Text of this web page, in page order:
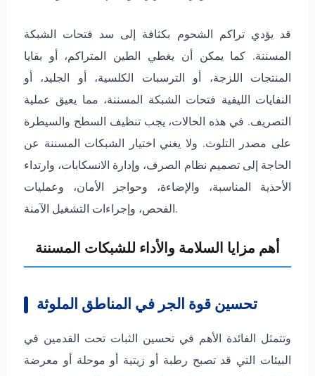
قد يؤدي تراكم الشحوم بكثافة إلى سد فتحات الشبكة
المسننة. كما يمكن أن يغطي الطين المتراكم، أو بقايا
المنتجات اللزجة، أو الترسبات الكلسية، أو الجليد، أو
النفايات الليفية فتحات الشبكة المسننة، مما يعيق عملية
التصريف. في هذه الحالات، يجب تنظيف السطح والسيطرة
على مصدر التلوث. ولا يغني اختيار الشبكات المسننة عن
الحاجة إلى تصميم نظام الصرف، وإدارة الانسكابات، وارتداء
الأحذية المناسبة، والإضاءة، وحواجز الأمان، وعمليات
الفحص، وإجراءات التشغيل الآمنة.
أهم مزايا السلامة والأداء للشبكات المسننة
تحسين قوة الجر في المناطق الملوثة
وتتمثل الفائدة الأهم في تحسين الثبات تحت القدمين في
البيئات التي قد تصبح رطبة أو زيتية أو موحلة أو معرضة